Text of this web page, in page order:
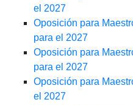
el 2027
Oposición para
para el 2027
Oposición para
para el 2027
Oposición para
el 2027